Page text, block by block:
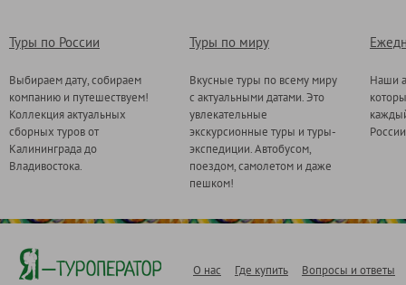
Туры по России
Выбираем дату, собираем
компанию и путешествуем!
Коллекция актуальных
сборных туров от
Калининграда до
Владивостока.
Туры по миру
Вкусные туры по всему миру
с актуальными датами. Это
увлекательные
экскурсионные туры и туры-
экспедиции. Автобусом,
поездом, самолетом и даже
пешком!
Наши
О нас Где купить Вопросы и ответы